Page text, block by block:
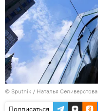
© Sputnik / Наталья Селиверстова
Подписаться